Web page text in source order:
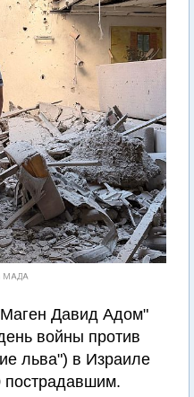
МАДА
Давид Адом"
войны против
льва") в Израиле